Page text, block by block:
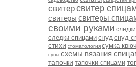
свитерсвитер
свитеры свитеры
своими руками следки
следки спицами снуд снуд
стихи стоматология сумка
супы схемы вязания
тапочки тапочки спицами